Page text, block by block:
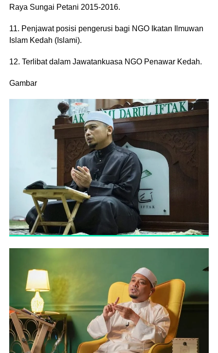
Raya Sungai Petani 2015-2016.
11. Penjawat posisi pengerusi bagi NGO Ikatan Ilmuwan
Islam Kedah (Islami).
12. Terlibat dalam Jawatankuasa NGO Penawar Kedah.
Gambar